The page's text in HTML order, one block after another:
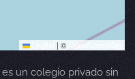
| © OpenStreetMap
es un colegio privado sin